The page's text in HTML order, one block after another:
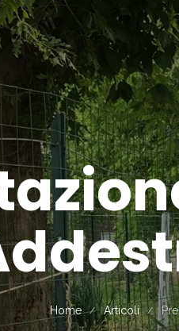
Home Articoli